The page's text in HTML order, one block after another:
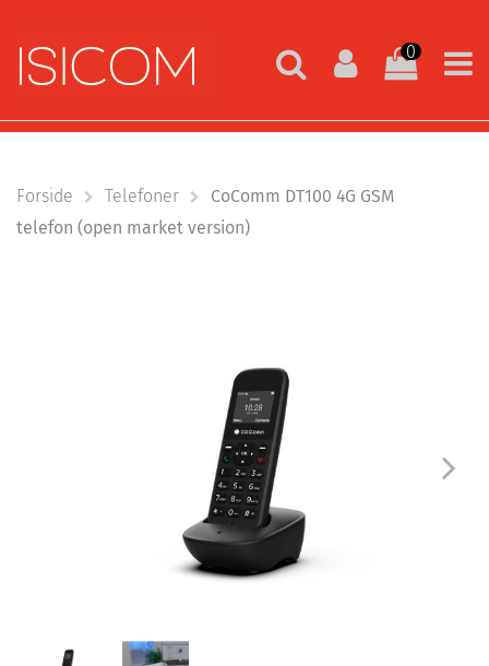
0
Forside Telefoner
CoComm DT100 4G GSM
telefon (open market version)